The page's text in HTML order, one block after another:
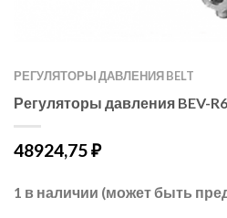
РЕГУЛЯТОРЫ ДАВЛЕНИЯ BELT
Регуляторы давления BEV-
48924,75₽
1 в наличии (может быть